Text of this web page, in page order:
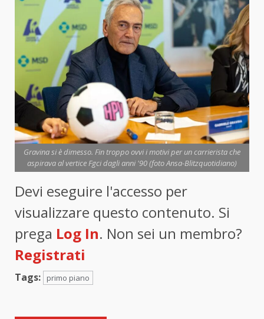
Gravina si è dimesso. Fin troppo ovvi i motivi per un carrierista che
aspirava al vertice Fgci dagli anni '90 (foto Ansa-Blitzquotidiano)
Devi eseguire l'accesso per
visualizzare questo contenuto. Si
prega Log In. Non sei un membro?
Registrati
Tags: primo piano